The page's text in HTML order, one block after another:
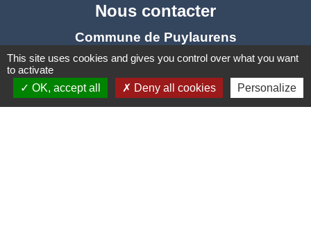
Nous contacter
Commune de Puylaurens
1 rue de la Mairie
81700 Puylaurens - FRANCE
+33 5 63 75 00 18
This site uses cookies and gives you control over what you want
to activate
OK, accept all
Deny all cookies Personalize